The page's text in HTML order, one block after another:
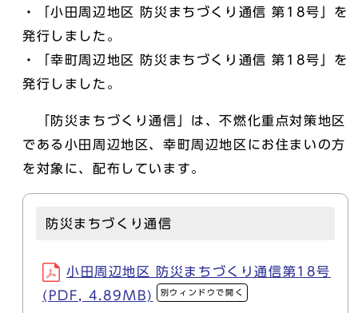
・「小田周辺地区 防災まちづくり通信 第18号」を
発行しました。
・「幸町周辺地区 防災まちづくり通信 第18号」を
発行しました。
「防災まちづくり通信」は、不燃化重点対策地区
である小田周辺地区、幸町周辺地区にお住まいの方
を対象に、配布しています。
防災まちづくり通信
小田周辺地区 防災まちづくり通信第18号
(PDF, 4.89MB)
別ウィンドウで開く